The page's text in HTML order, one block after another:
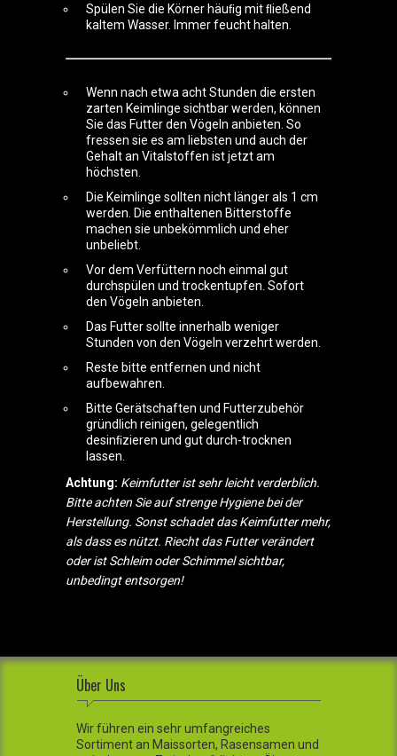
Spülen Sie die Körner häuﬁg mit ﬂießend
kaltem Wasser. Immer feucht halten.
Wenn nach etwa acht Stunden die ersten
zarten Keimlinge sichtbar werden, können
Sie das Futter den Vögeln anbieten. So
fressen sie es am liebsten und auch der
Gehalt an Vitalstoffen ist jetzt am
höchsten.
Die Keimlinge sollten nicht länger als 1 cm
werden. Die enthaltenen Bitterstoffe
machen sie unbekömmlich und eher
unbeliebt.
Vor dem Verfüttern noch einmal gut
durchspülen und trockentupfen. Sofort
den Vögeln anbieten.
Das Futter sollte innerhalb weniger
Stunden von den Vögeln verzehrt werden.
Reste bitte entfernen und nicht
aufbewahren.
Bitte Gerätschaften und Futterzubehör
gründlich reinigen, gelegentlich
desinﬁzieren und gut durch-trocknen
lassen.
Achtung: Keimfutter ist sehr leicht verderblich.
Bitte achten Sie auf strenge Hygiene bei der
Herstellung. Sonst schadet das Keimfutter mehr,
als dass es nützt. Riecht das Futter verändert
oder ist Schleim oder Schimmel sichtbar,
unbedingt entsorgen!
Über Uns
Wir führen ein sehr umfangreiches
Sortiment an Maissorten, Rasensamen und